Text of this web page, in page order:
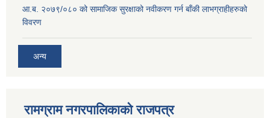
आ.ब. २०७९/०८० को सामाजिक सुरक्षाको नवीकरण गर्न बाँकी लाभग्राहीहरुको
विवरण
अन्य
रामग्राम नगरपालिकाको राजपत्र